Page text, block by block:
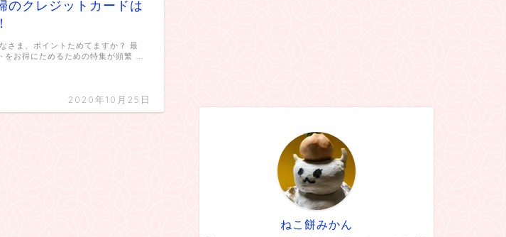
のクレジットカードは
2020年10月25日
さま、ポイントためてますか？ 最
をお得にためるための特集が頻繁 …
ねこ餅みかん